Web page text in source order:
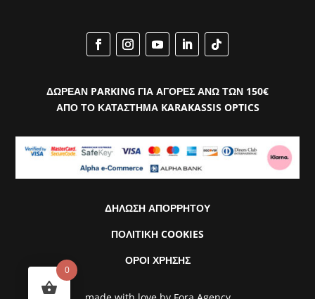
ΔΩΡΕΑΝ PARKING ΓΙΑ ΑΓΟΡΕΣ ΑΝΩ ΤΩΝ 150€
ΑΠΟ ΤΟ ΚΑΤΑΣΤΗΜΑ KARAKASSIS OPTICS
ΔΗΛΩΣΗ ΑΠΟΡΡΗΤΟΥ
ΠΟΛΙΤΙΚΗ COOKIES
ΟΡΟΙ ΧΡΗΣΗΣ
0